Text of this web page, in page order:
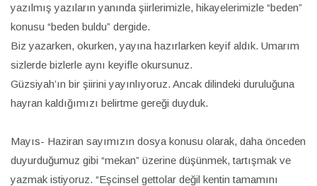
yazılmış yazıların yanında şiirlerimizle, hikayelerimizle “beden”
konusu “beden buldu” dergide.
Biz yazarken, okurken, yayına hazırlarken keyif aldık. Umarım
sizlerde bizlerle aynı keyifle okursunuz.
Güzsiyah’ın bir şiirini yayınlıyoruz. Ancak dilindeki duruluğuna
hayran kaldığımızı belirtme gereği duyduk.
Mayıs- Haziran sayımızın dosya konusu olarak, daha önceden
duyurduğumuz gibi “mekan” üzerine düşünmek, tartışmak ve
yazmak istiyoruz. “Eşcinsel gettolar değil kentin tamamını